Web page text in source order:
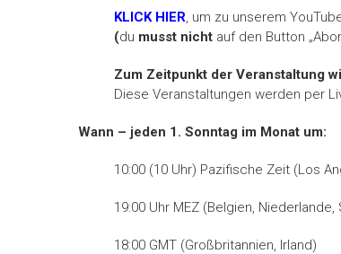
KLICK HIER, um zu unserem
(du musst nicht auf den Button
Zum Zeitpunkt der Veranstaltung
Diese Veranstaltungen werden per
Wann – jeden 1. Sonntag im Monat um:
10:00 (10 Uhr) Pazifische Zeit (Los
19:00 Uhr MEZ (Belgien,
18:00 GMT (Großbritannien, Irland)